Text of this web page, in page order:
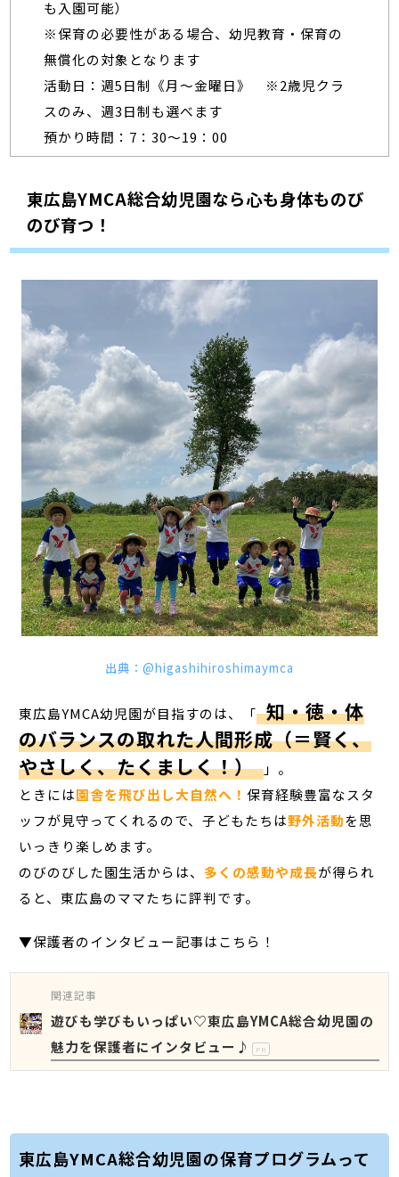
も入園可能）
※保育の必要性がある場合、幼児教育・保育の
無償化の対象となります
活動日：週5日制《月～金曜日》 ※2歳児クラ
スのみ、週3日制も選べます
預かり時間：7：30～19：00
東広島YMCA総合幼児園なら心も身体ものび
のび育つ！
出典：@higashihiroshimaymca
東広島YMCA幼児園が目指すのは、「 知・徳・体
のバランスの取れた人間形成（＝賢く、
やさしく、たくましく！） 」。
ときには園舎を飛び出し大自然へ！保育経験豊富なスタ
ッフが見守ってくれるので、子どもたちは野外活動を思
いっきり楽しめます。
のびのびした園生活からは、 多くの感動や成長が得られ
ると、東広島のママたちに評判です。
▼保護者のインタビュー記事はこちら！
関連記事
遊びも学びもいっぱい♡東広島YMCA総合幼児園の
魅力を保護者にインタビュー♪
PR
東広島YMCA総合幼児園の保育プログラムって